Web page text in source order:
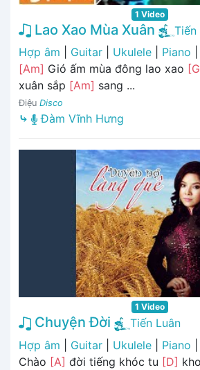
1 Video
Lao Xao Mùa Xuân
Tiến
Hợp âm
Guitar Ukulele Piano
[Am] Gió ấm mùa đông lao xao
xuân sắp [Am] sang ...
Điệu Disco
⤷ Đàm Vĩnh Hưng
1 Video
Chuyện Đời
Tiến Luân
Hợp âm
Guitar Ukulele Piano
Chào [A] đời tiếng khóc tu [D]